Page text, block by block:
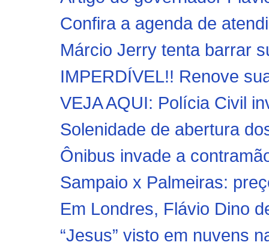
Confira a agenda de
Márcio Jerry tenta barrar
IMPERDÍVEL!! Renove
VEJA AQUI: Polícia Civil
Solenidade de abertura
Ônibus invade a
Sampaio x Palmeiras:
Em Londres, Flávio Dino
“Jesus” visto em nuvens